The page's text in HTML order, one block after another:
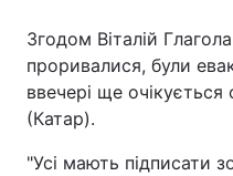
Згодом Віталій
проривалися, були
ввечері ще
(Катар).
"Усі мають підписати